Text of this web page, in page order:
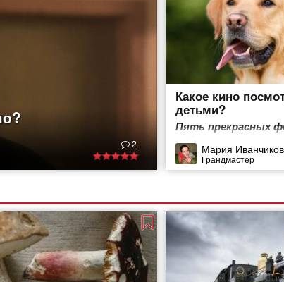
2
Какое кино
детьми?
Пять прекрасных
собак
Мария
Грандмастер